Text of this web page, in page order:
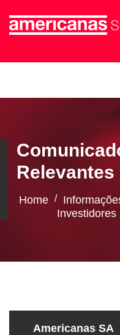
Relevantes
Home /
Investidores
Americanas SA